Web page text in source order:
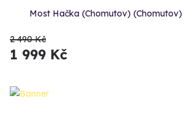
Most Hačka (Chomutov) (Chomutov)
2 490 Kč
1 999 Kč